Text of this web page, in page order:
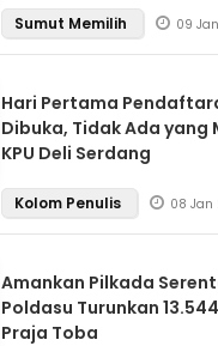
Sumut Memilih 09
Hari Pertama
Dibuka, Tidak Ada yang
KPU Deli Serdang
Kolom Penulis 08 Jan
Amankan Pilkada
Poldasu Turunkan
Praja Toba